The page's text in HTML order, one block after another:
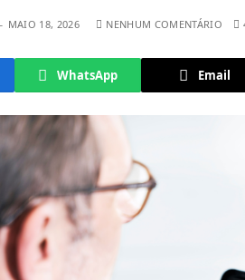
MAIO 18, 2026 NENHUM COMENTÁRIO
WhatsApp Email